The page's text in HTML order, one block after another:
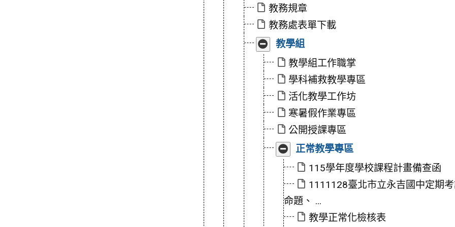
教務規章
教務處表單下載
展
開/
收
教學組
教學組工作職掌
學科補救教學專區
活化教學工作坊
寒暑假作業專區
公開授課專區
展
開/
收
正常教學專區
115學年度學校課程計畫備查函
1111128臺北市立永吉國中定期
命題、 ...
教學正常化檢核表